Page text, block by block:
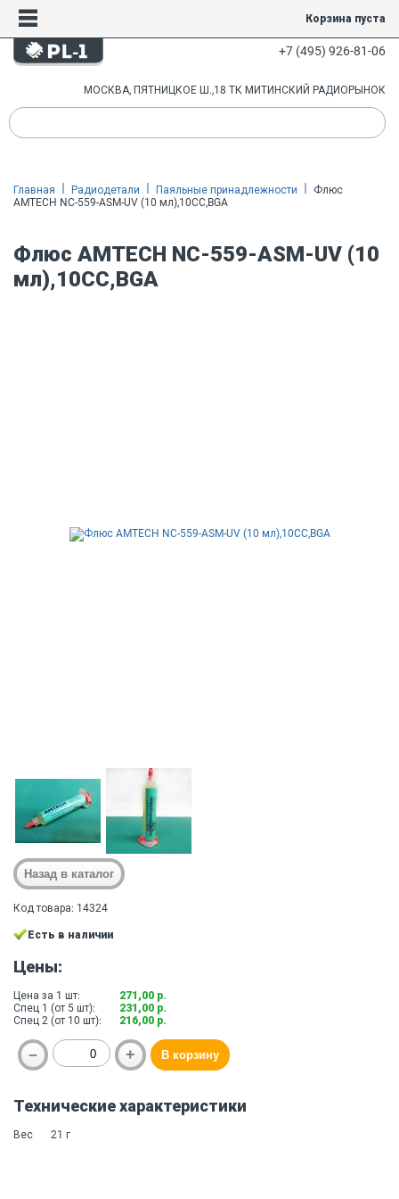
Корзина пуста
+7 (495) 926-81-06
МОСКВА, ПЯТНИЦКОЕ Ш.,18 ТК МИТИНСКИЙ РАДИОРЫНОК
Главная Радиодетали Паяльные принадлежности
Флюс
AMTECH NC-559-ASM-UV (10 мл),10CC,BGA
Флюс AMTECH NC-559-ASM-UV (10
мл),10CC,BGA
Код товара: 14324
Есть в наличии
Цены:
Цена за 1 шт:
271,00 р.
Спец 1 (от 5 шт):
231,00 р.
Спец 2 (от 10 шт):
216,00 р.
Технические характеристики
Вес 21 г